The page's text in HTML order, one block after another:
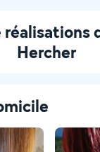
Hercher